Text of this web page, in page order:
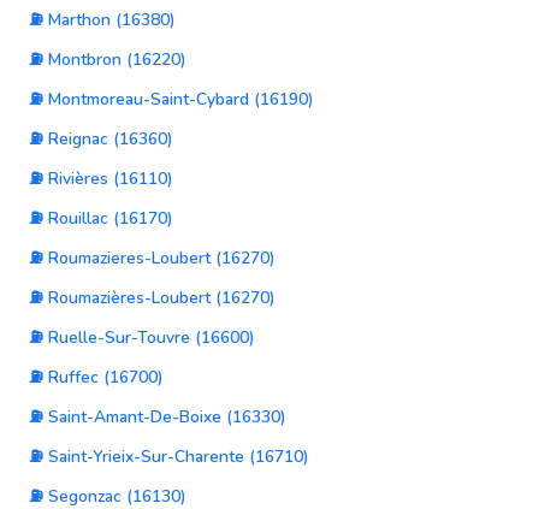
⛽ Marthon (16380)
⛽ Montbron (16220)
⛽ Montmoreau-Saint-Cybard (16190)
⛽ Reignac (16360)
⛽ Rivières (16110)
⛽ Rouillac (16170)
⛽ Roumazieres-Loubert (16270)
⛽ Roumazières-Loubert (16270)
⛽ Ruelle-Sur-Touvre (16600)
⛽ Ruffec (16700)
⛽ Saint-Amant-De-Boixe (16330)
⛽ Saint-Yrieix-Sur-Charente (16710)
⛽ Segonzac (16130)